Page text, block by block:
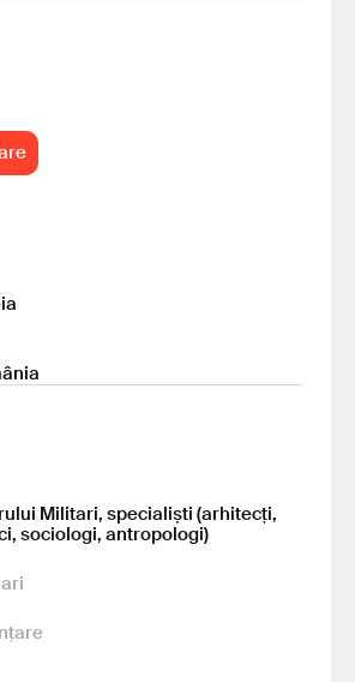
Militari, specialiști (arhitecți,
sociologi, antropologi)